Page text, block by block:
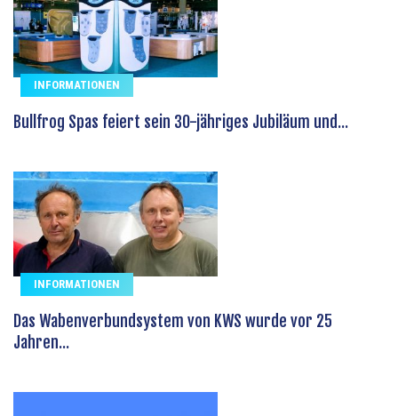
INFORMATIONEN
Bullfrog Spas feiert sein 30-jähriges Jubiläum und...
INFORMATIONEN
Das Wabenverbundsystem von KWS wurde vor 25
Jahren...